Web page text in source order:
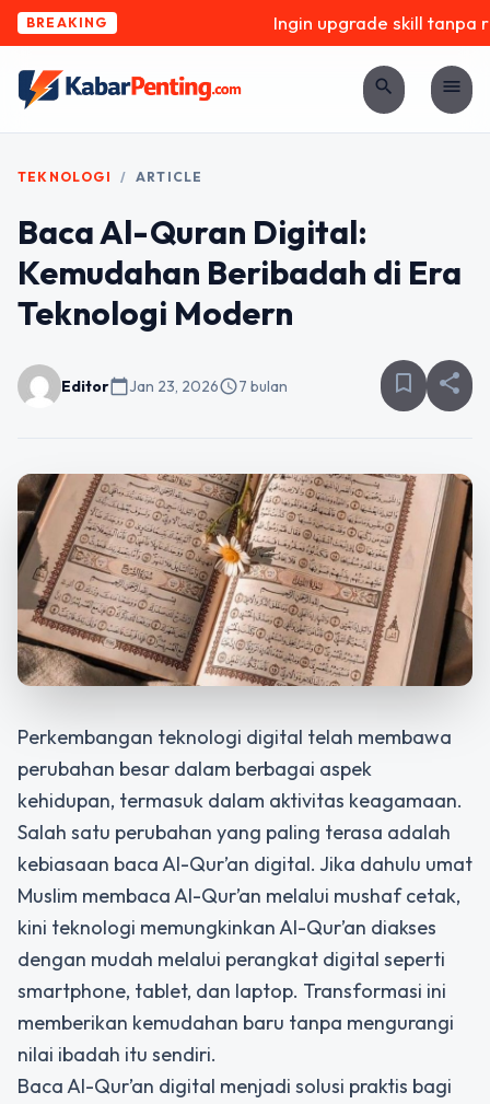
BREAKING Ingin upgrade skill tanpa
search menu
TEKNOLOGI / ARTICLE
Baca Al-Quran Digital:
Kemudahan Beribadah di Era
Teknologi Modern
Editorcalendar_todayJan 23, 2026schedule7 bulan bookmark_border share
Perkembangan teknologi digital telah membawa
perubahan besar dalam berbagai aspek
kehidupan, termasuk dalam aktivitas keagamaan.
Salah satu perubahan yang paling terasa adalah
kebiasaan baca Al-Qur’an digital. Jika dahulu umat
Muslim membaca Al-Qur’an melalui mushaf cetak,
kini teknologi memungkinkan Al-Qur’an diakses
dengan mudah melalui perangkat digital seperti
smartphone, tablet, dan laptop. Transformasi ini
memberikan kemudahan baru tanpa mengurangi
nilai ibadah itu sendiri.
Baca Al-Qur’an digital menjadi solusi praktis bagi